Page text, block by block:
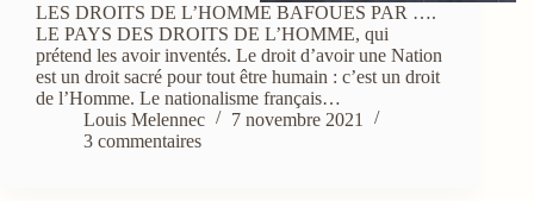
LES DROITS DE L’HOMME BAFOUES PAR ….
LE PAYS DES DROITS DE L’HOMME, qui
prétend les avoir inventés. Le droit d’avoir une Nation
est un droit sacré pour tout être humain : c’est un droit
de l’Homme. Le nationalisme français…
Louis Melennec
7 novembre 2021
3 commentaires